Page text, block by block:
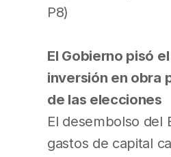
P8)
El Gobierno pisó
inversión en obra
de las elecciones
El desembolso del
gastos de capital